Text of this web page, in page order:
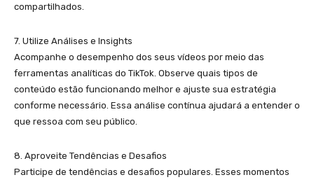
compartilhados.
7. Utilize Análises e Insights
Acompanhe o desempenho dos seus vídeos por meio das
ferramentas analíticas do TikTok. Observe quais tipos de
conteúdo estão funcionando melhor e ajuste sua estratégia
conforme necessário. Essa análise contínua ajudará a entender o
que ressoa com seu público.
8. Aproveite Tendências e Desafios
Participe de tendências e desafios populares. Esses momentos